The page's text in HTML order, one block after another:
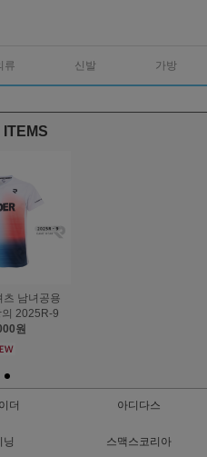
류 신발 가방
ITEMS
츠 남녀공용
2025R-9
원
더 아디다스
닝 스맥스코리아